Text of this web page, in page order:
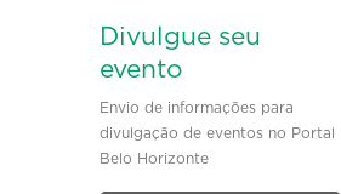
Divulgue seu
evento
Envio de informações para
divulgação de eventos no Portal
Belo Horizonte